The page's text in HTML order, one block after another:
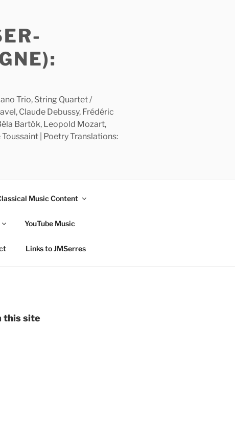
Trio, String Quartet /
Claude Debussy, Frédéric
Bartók, Leopold Mozart,
| Poetry Translations:
Music Content
YouTube Music
Links to JMSerres
this site